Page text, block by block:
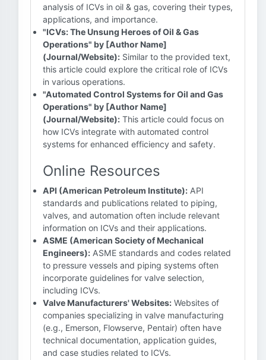
analysis of ICVs in oil & gas, covering their types,
applications, and importance.
"ICVs: The Unsung Heroes of Oil & Gas
Operations" by [Author Name]
(Journal/Website): Similar to the provided text,
this article could explore the critical role of ICVs
in various operations.
"Automated Control Systems for Oil and Gas
Operations" by [Author Name]
(Journal/Website): This article could focus on
how ICVs integrate with automated control
systems for enhanced efficiency and safety.
Online Resources
API (American Petroleum Institute): API
standards and publications related to piping,
valves, and automation often include relevant
information on ICVs and their applications.
ASME (American Society of Mechanical
Engineers): ASME standards and codes related
to pressure vessels and piping systems often
incorporate guidelines for valve selection,
including ICVs.
Valve Manufacturers' Websites: Websites of
companies specializing in valve manufacturing
(e.g., Emerson, Flowserve, Pentair) often have
technical documentation, application guides,
and case studies related to ICVs.